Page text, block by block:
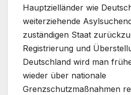
Hauptzielländer wie
weiterziehende
zuständigen Staat
Registrierung und
Deutschland wird man
wieder über nationale
Grenzschutzmaßnahmen